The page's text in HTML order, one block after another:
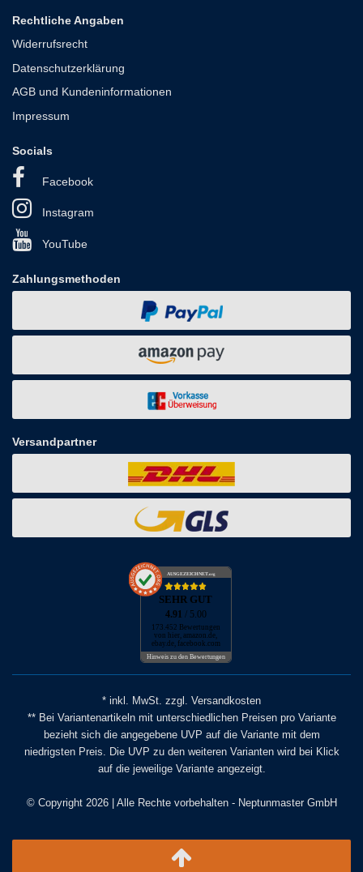
Rechtliche Angaben
Widerrufsrecht
Datenschutzerklärung
AGB und Kundeninformationen
Impressum
Socials
Facebook
Instagram
YouTube
Zahlungsmethoden
Versandpartner
AUSGEZEICHNET.org
SEHR GUT
4.91 / 5.00
173.452 Bewertungen
von hier, amazon.de,
ebay.de, facebook.com
Hinweis zu den Bewertungen
* inkl. MwSt. zzgl. Versandkosten
** Bei Variantenartikeln mit unterschiedlichen Preisen pro Variante
bezieht sich die angegebene UVP auf die Variante mit dem
niedrigsten Preis. Die UVP zu den weiteren Varianten wird bei Klick
auf die jeweilige Variante angezeigt.
© Copyright 2026 | Alle Rechte vorbehalten - Neptunmaster GmbH